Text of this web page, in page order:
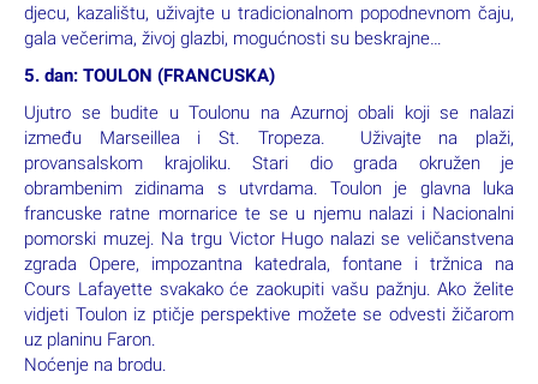
djecu, kazalištu, uživajte u tradicionalnom popodnevnom čaju,
gala večerima, živoj glazbi, mogućnosti su beskrajne…
5. dan: TOULON (FRANCUSKA)
Ujutro se budite u Toulonu na Azurnoj obali koji se nalazi
između Marseillea i St. Tropeza. Uživajte na plaži,
provansalskom krajoliku. Stari dio grada okružen je
obrambenim zidinama s utvrdama. Toulon je glavna luka
francuske ratne mornarice te se u njemu nalazi i Nacionalni
pomorski muzej. Na trgu Victor Hugo nalazi se veličanstvena
zgrada Opere, impozantna katedrala, fontane i tržnica na
Cours Lafayette svakako će zaokupiti vašu pažnju. Ako želite
vidjeti Toulon iz ptičje perspektive možete se odvesti žičarom
uz planinu Faron.
Noćenje na brodu.